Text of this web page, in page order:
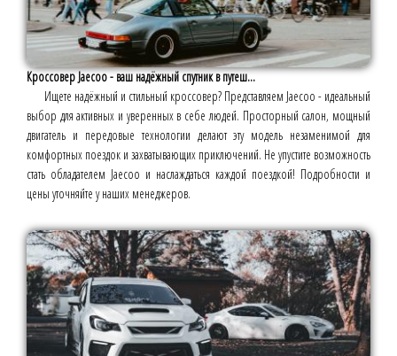
Кроссовер Jaecoo - ваш надёжный спутник в путеш...
Ищете надёжный и стильный кроссовер? Представляем Jaecoo - идеальный
выбор для активных и уверенных в себе людей. Просторный салон, мощный
двигатель и передовые технологии делают эту модель незаменимой для
комфортных поездок и захватывающих приключений. Не упустите возможность
стать обладателем Jaecoo и наслаждаться каждой поездкой! Подробности и
цены уточняйте у наших менеджеров.